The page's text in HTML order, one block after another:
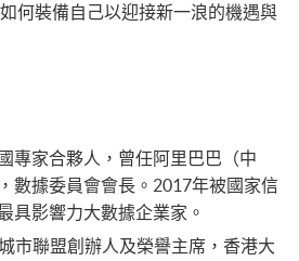
何裝備自己以迎接新一浪的機遇與
專家合夥人，曾任阿里巴巴（中
數據委員會會長。2017年被國家信
具影響力大數據企業家。
市聯盟創辦人及榮譽主席，香港大